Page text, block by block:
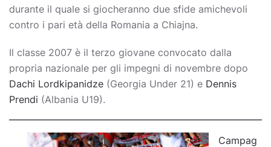
durante il quale si giocheranno due sfide amichevoli
contro i pari età della Romania a Chiajna.
Il classe 2007 è il terzo giovane convocato dalla
propria nazionale per gli impegni di novembre dopo
Dachi Lordkipanidze (Georgia Under 21) e Dennis
Prendi (Albania U19).
Campag